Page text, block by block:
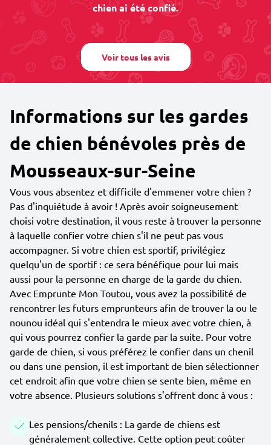
chien ai été confié.
Voir tous les avis
Informations sur les gardes
de chien bénévoles près de
Mousseaux-sur-Seine
Vous vous absentez et difficile d'emmener votre chien ?
Pas d'inquiétude à avoir ! Après avoir soigneusement
choisi votre destination, il vous reste à trouver la personne
à laquelle confier votre chien s'il ne peut pas vous
accompagner. Si votre chien est sportif, privilégiez
quelqu'un de sportif : ce sera bénéfique pour lui mais
aussi pour la personne en charge de la garde du chien.
Avec Emprunte Mon Toutou, vous avez la possibilité de
rencontrer les futurs emprunteurs afin de trouver la ou le
nounou idéal qui s'entendra le mieux avec votre chien, à
qui vous pourrez confier la garde par la suite. Pour votre
garde de chien, si vous préférez le confier dans un chenil
ou dans une pension, il est important de bien sélectionner
cet endroit afin que votre chien se sente bien, même en
votre absence. Plusieurs solutions s'offrent donc à vous :
Les pensions/chenils : La garde de chiens est
généralement collective. Cette option peut coûter